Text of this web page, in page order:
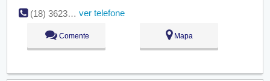
(18) 3623-7253
ver telefone
Comente Mapa